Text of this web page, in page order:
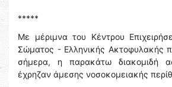
*****
Με μέριμνα του Κέντρου
Σώματος - Ελληνικής Ακτοφυλακής
σήμερα, η παρακάτω διακομιδή
έχρηζαν άμεσης νοσοκομειακής